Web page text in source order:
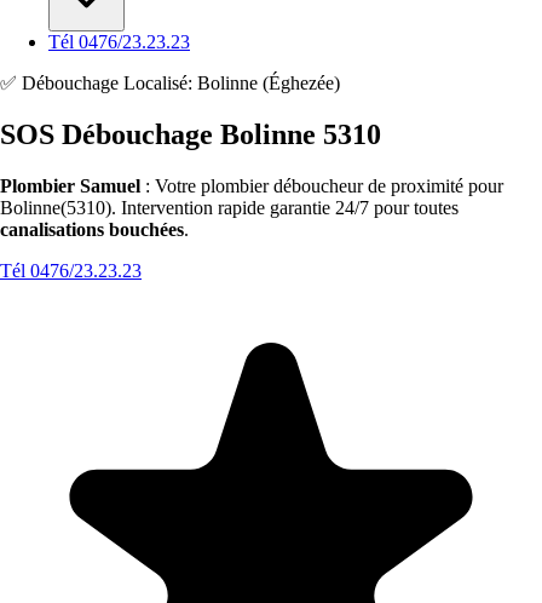
Tél 0476/23.23.23
✅ Débouchage Localisé: Bolinne (Éghezée)
SOS Débouchage Bolinne 5310
Plombier Samuel : Votre plombier déboucheur de proximité pour
Bolinne(5310). Intervention rapide garantie 24/7 pour toutes
canalisations bouchées.
Tél 0476/23.23.23